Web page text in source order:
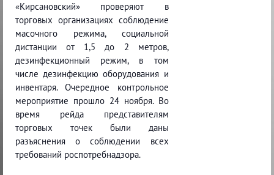
«Кирсановский» проверяют в
торговых организациях соблюдение
масочного режима, социальной
дистанции от 1,5 до 2 метров,
дезинфекционный режим, в том
числе дезинфекцию оборудования и
инвентаря. Очередное контрольное
мероприятие прошло 24 ноября. Во
время рейда представителям
торговых точек были даны
разъяснения о соблюдении всех
требований роспотребнадзора.